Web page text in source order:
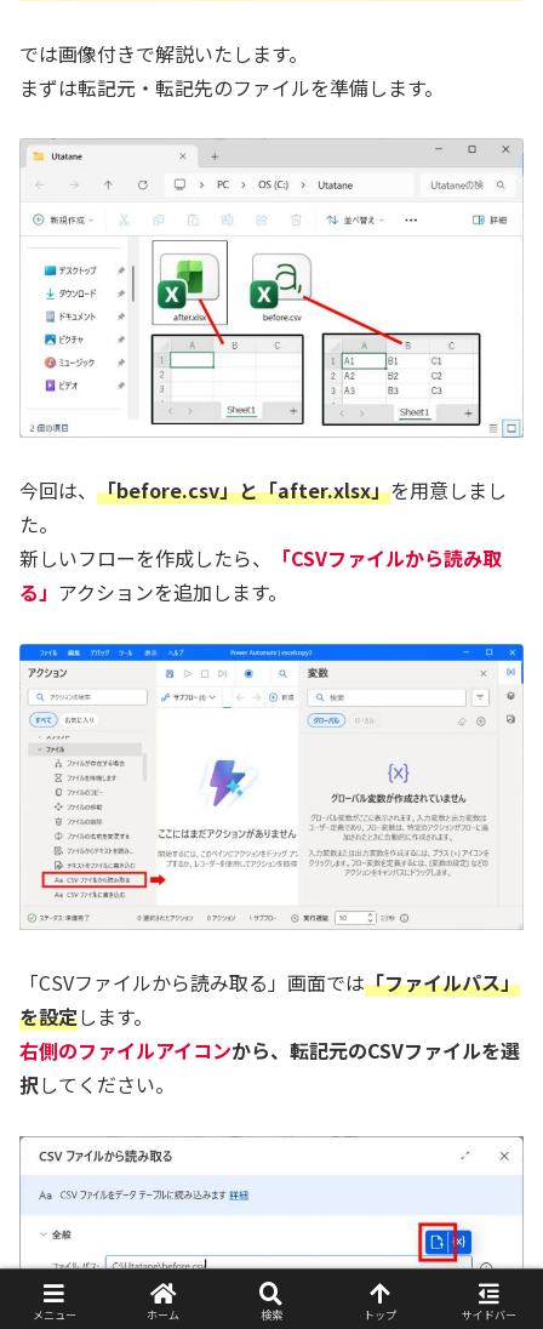
では画像付きで解説いたします。
まずは転記元・転記先のファイルを準備します。
今回は、 「before.csv」と「after.xlsx」を用意しまし
た。
新しいフローを作成したら、
「CSVファイルから読み取
る」 アクションを追加します。
「CSVファイルから読み取る」画面では「ファイルパス」
を設定します。
右側のファイルアイコンから、転記元のCSVファイルを選
択してください。
メニュー ホーム 検索 トップ サイドバー